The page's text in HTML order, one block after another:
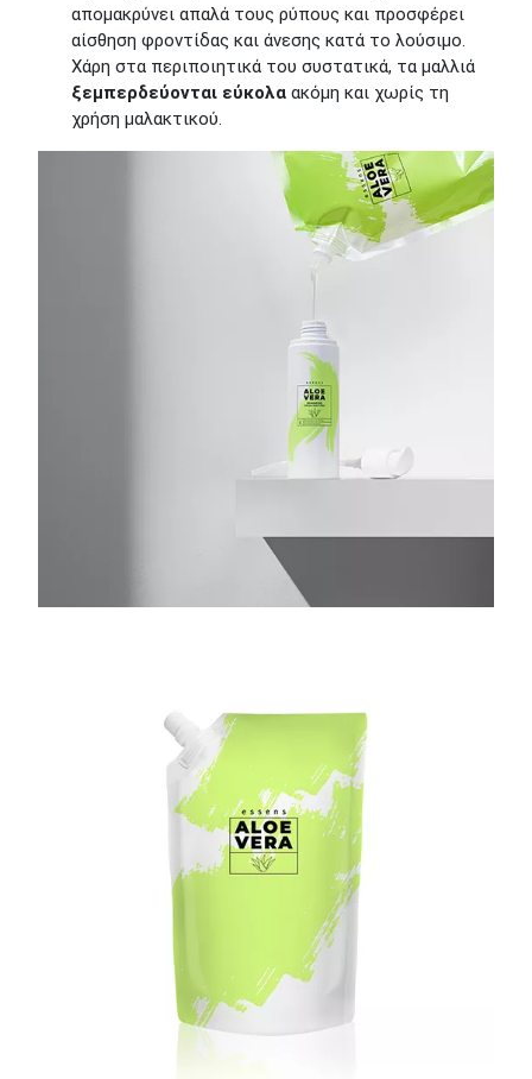
απομακρύνει απαλά τους ρύπους και προσφέρει
αίσθηση φροντίδας και άνεσης κατά το λούσιμο.
Χάρη στα περιποιητικά του συστατικά, τα μαλλιά
ξεμπερδεύονται εύκολα ακόμη και χωρίς τη
χρήση μαλακτικού.